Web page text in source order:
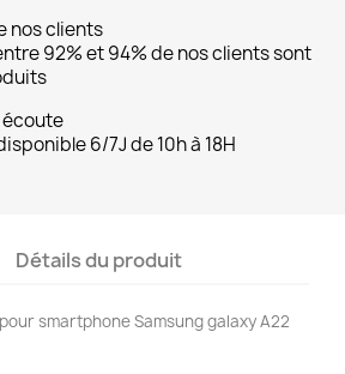
nos clients
92% et 94% de nos clients sont
écoute
6/7J de 10h à 18H
Détails du produit
smartphone Samsung galaxy A22